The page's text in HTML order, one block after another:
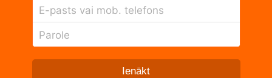
E-pasts vai mob. telefons
Parole
Ienākt